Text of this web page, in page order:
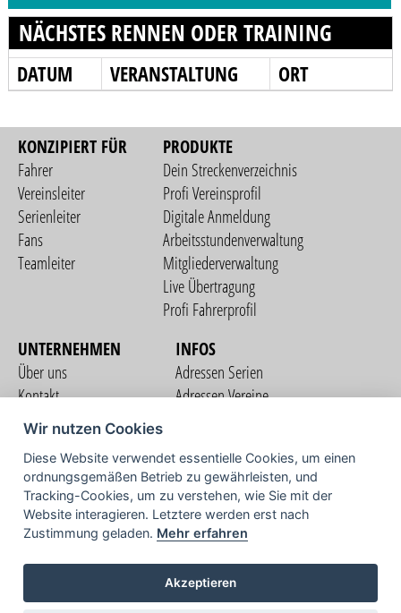
NÄCHSTES RENNEN ODER TRAINING
DATUM VERANSTALTUNG ORT
KONZIPIERT FÜR
Fahrer
Vereinsleiter
Serienleiter
Fans
Teamleiter
PRODUKTE
Dein Streckenverzeichnis
Profi Vereinsprofil
Digitale Anmeldung
Arbeitsstundenverwaltung
Mitgliederverwaltung
Live Übertragung
Profi Fahrerprofil
UNTERNEHMEN
Über uns
Kontakt
Nutzungsbedingungen
Datenschutzerklärung
Impressum
INFOS
Adressen Serien
Adressen Vereine
COMMUNITY
TV
Wir nutzen Cookies
Diese Website verwendet essentielle Cookies, um einen
ordnungsgemäßen Betrieb zu gewährleisten, und
Tracking-Cookies, um zu verstehen, wie Sie mit der
Website interagieren. Letztere werden erst nach
Zustimmung geladen. Mehr erfahren
Akzeptieren